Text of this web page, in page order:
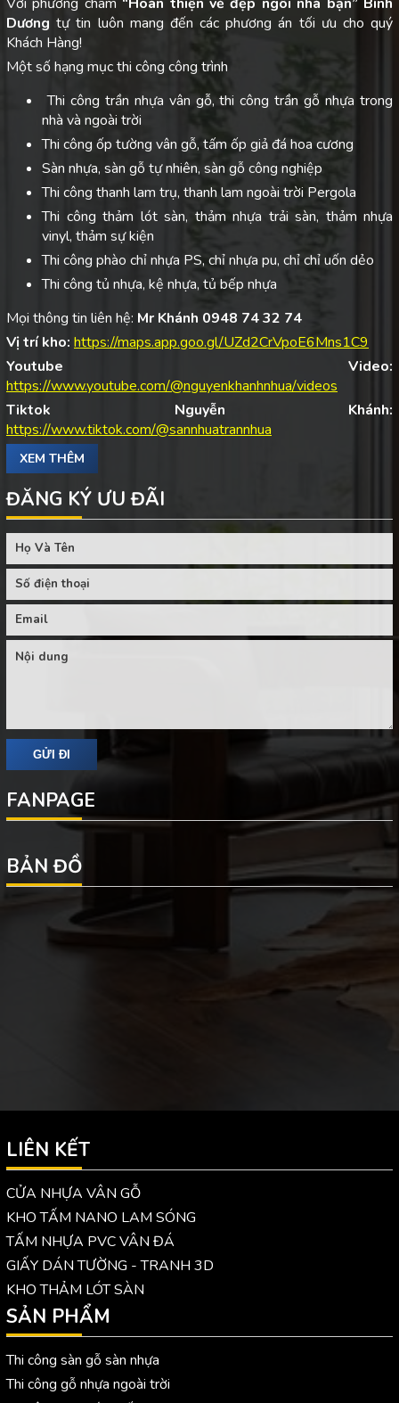
Dươngtự tin luôn mang đến các phương án tối ưu cho quý
Khách Hàng!
Một số hạng mục thi công công trình
Thi công trần nhựa vân gỗ, thi công trần gỗ nhựa trong
nhà và ngoài trời
Thi công ốp tường vân gỗ, tấm ốp giả đá hoa cương
Sàn nhựa, sàn gỗ tự nhiên, sàn gỗ công nghiệp
Thi công thanh lam trụ, thanh lam ngoài trời Pergola
Thi công thảm lót sàn, thảm nhựa trải sàn, thảm nhựa
vinyl, thảm sự kiện
Thi công phào chỉ nhựa PS, chỉ nhựa pu, chỉ chỉ uốn dẻo
Thi công tủ nhựa, kệ nhựa, tủ bếp nhựa
Mọi thông tin liên hệ: Mr Khánh 0948 74 32 74
Vị trí kho: https://maps.app.goo.gl/UZd2CrVpoE6Mns1C9
Youtube Video:
https://www.youtube.com/@nguyenkhanhnhua/videos
Tiktok Nguyễn Khánh:
https://www.tiktok.com/@sannhuatrannhua
XEM THÊM
ĐĂNG KÝ ƯU ĐÃI
FANPAGE
BẢN ĐỒ
LIÊN KẾT
CỬA NHỰA VÂN GỖ
KHO TẤM NANO LAM SÓNG
TẤM NHỰA PVC VÂN ĐÁ
GIẤY DÁN TƯỜNG - TRANH 3D
KHO THẢM LÓT SÀN
SẢN PHẨM
Thi công sàn gỗ sàn nhựa
Thi công gỗ nhựa ngoài trời